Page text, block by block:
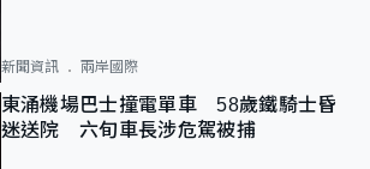
新聞資訊 兩岸國際
東涌機場巴士撞電單車 58歲鐵騎士昏
迷送院 六旬車長涉危駕被捕